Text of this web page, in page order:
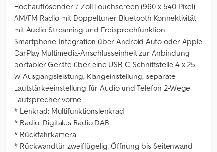
Hochauflösender 7 Zoll Touchscreen (960 x 540 Pixel)
AM/FM Radio mit Doppeltuner Bluetooth Konnektivität
mit Audio-Streaming und Freisprechfunktion
Smartphone-Integration über Android Auto oder Apple
CarPlay Multimedia-Anschlusseinheit zur Anbindung
portabler Geräte über eine USB-C Schnittstelle 4 x 25
W Ausgangsleistung, Klangeinstellung, separate
Lautstärkeeinstellung für Audio und Telefon 2-Wege
Lautsprecher vorne
* Lenkrad: Multifunktionslenkrad
* Radio: Digitales Radio DAB
* Rückfahrkamera
* Rückwandtür zweiflügelig, Öffnung bis Seitenwand